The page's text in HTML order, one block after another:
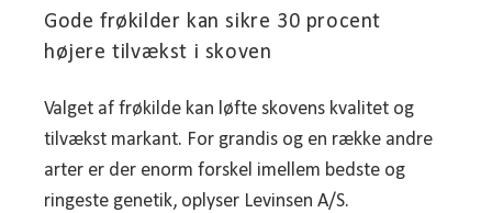
Gode frøkilder kan sikre 30 procent
højere tilvækst i skoven
Valget af frøkilde kan løfte skovens kvalitet og
tilvækst markant. For grandis og en række andre
arter er der enorm forskel imellem bedste og
ringeste genetik, oplyser Levinsen A/S.